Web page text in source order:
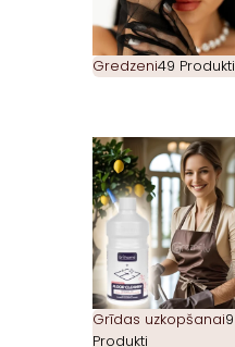
Gredzeni49 Produkti
Grīdas uzkopšanai9
Produkti